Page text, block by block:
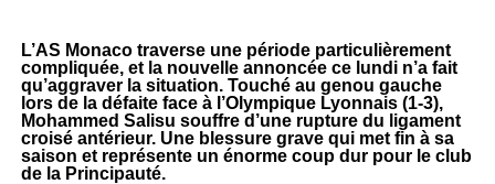
L’AS Monaco traverse une période particulièrement
compliquée, et la nouvelle annoncée ce lundi n’a fait
qu’aggraver la situation. Touché au genou gauche
lors de la défaite face à l’Olympique Lyonnais (1-3),
Mohammed Salisu souffre d’une rupture du ligament
croisé antérieur. Une blessure grave qui met fin à sa
saison et représente un énorme coup dur pour le club
de la Principauté.